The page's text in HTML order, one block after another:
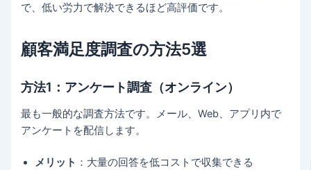
で、低い労力で解決できるほど高評価です。
顧客満足度調査の方法5選
方法1：アンケート調査（オンライン）
最も一般的な調査方法です。メール、Web、アプリ内で
アンケートを配信します。
メリット ：大量の回答を低コストで収集できる